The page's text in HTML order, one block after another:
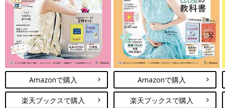
※投稿内容は投稿者の個人的な見解・体験に基づくものですの
で、あくまでもアドバイスとして参考にしていただき、症状など
については医療機関にご確認ください。
※文中のコメントはすべて、『ウィメンズパーク』の投稿からの
抜粋です。
※この記事は「たまひよONLINE」で過去に公開されたもので
Amazonで購入
楽天ブックスで購入
Amazonで購入
楽天ブックスで購入